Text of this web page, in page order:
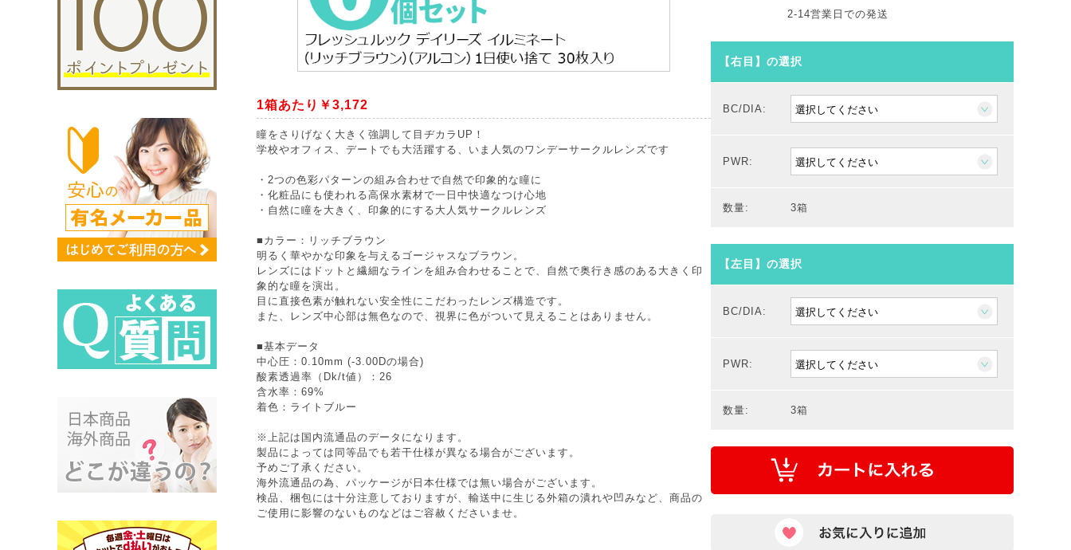
1箱あたり￥3,172
瞳をさりげなく大きく強調して目ヂカラUP！
学校やオフィス、デートでも大活躍する、いま人気のワンデーサークルレンズです
・2つの色彩パターンの組み合わせで自然で印象的な瞳に
・化粧品にも使われる高保水素材で一日中快適なつけ心地
・自然に瞳を大きく、印象的にする大人気サークルレンズ
■カラー：リッチブラウン
明るく華やかな印象を与えるゴージャスなブラウン。
レンズにはドットと繊細なラインを組み合わせることで、自然で奥行き感のある大きく印
象的な瞳を演出。
目に直接色素が触れない安全性にこだわったレンズ構造です。
また、レンズ中心部は無色なので、視界に色がついて見えることはありません。
■基本データ
中心圧：0.10mm (-3.00Dの場合)
酸素透過率（Dk/t値）：26
含水率：69%
着色：ライトブルー
※上記は国内流通品のデータになります。
製品によっては同等品でも若干仕様が異なる場合がございます。
予めご了承ください。
海外流通品の為、パッケージが日本仕様では無い場合がございます。
検品、梱包には十分注意しておりますが、輸送中に生じる外箱の潰れや凹みなど、商品の
ご使用に影響のないものなどはご容赦くださいませ。
2-14営業日での発送
【右目】の選択
BC/DIA:
PWR:
数量: 3箱
【左目】の選択
BC/DIA:
PWR:
数量: 3箱